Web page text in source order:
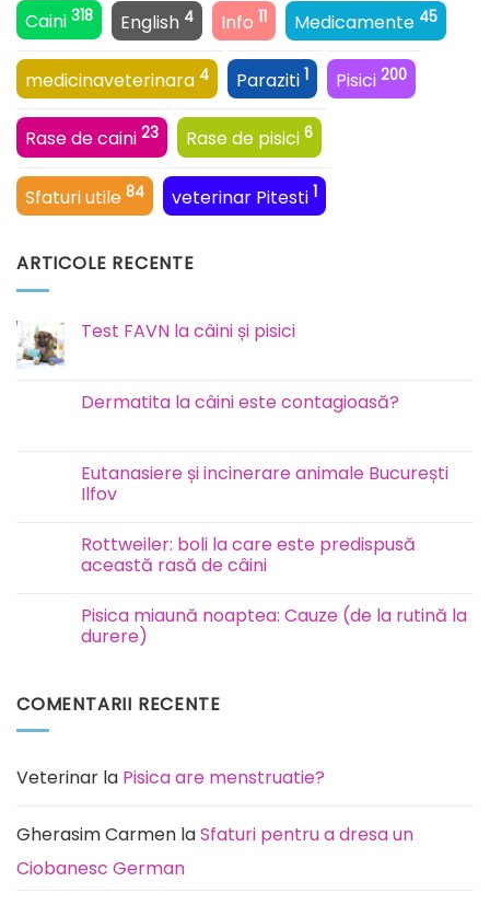
Caini 318 English 4 Info 11 Medicamente 45
medicinaveterinara 4 Paraziti 1 Pisici 200
Rase de caini 23 Rase de pisici 6
Sfaturi utile 84 veterinar Pitesti 1
ARTICOLE RECENTE
Test FAVN la câini și pisici
Test
FAVN
pisici
Dermatita la câini este contagioasă?
Dermatita
la
câini
Eutanasiere și incinerare animale București
Ilfov
la
Eutanasiere
și
București
Ilfov
Rottweiler: boli la care este predispusă
această rasă de câini
la
Rottweiler:
boli
predispusă
Pisica miaună noaptea: Cauze (de la rutină la
durere)
Pisica
la
rutină
COMENTARII RECENTE
Veterinar la Pisica are menstruatie?
Gherasim Carmen laSfaturi pentru a dresa un
Ciobanesc German